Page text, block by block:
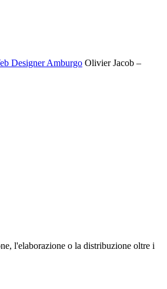
Designer Amburgo Olivier Jacob –
l'elaborazione o la distribuzione oltre i